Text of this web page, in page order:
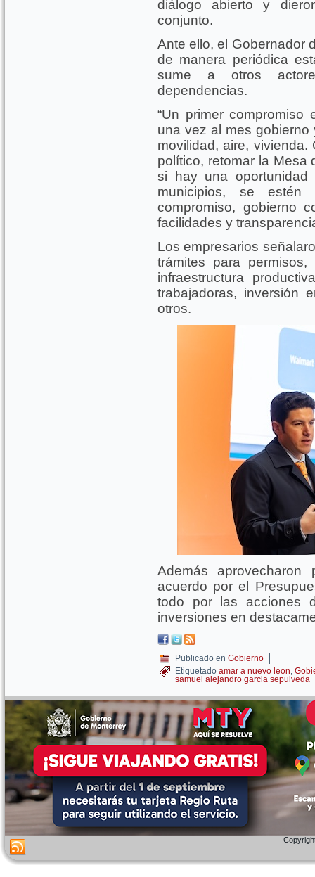
diálogo abierto y
conjunto.
Ante ello, el Gobernador
de manera periódica
sume a otros
dependencias.
“Un primer
una vez al mes
movilidad, aire,
político, retomar la Mesa
si hay una oportunidad
municipios, se
compromiso, gobierno
facilidades y
Los empresarios
trámites para
infraestructura
trabajadoras, inversión
otros.
Además
acuerdo por el
todo por las acciones
inversiones en
Publicado en Gobierno |
Etiquetado amar a nuevo leon,
samuel alejandro garcia sepulveda